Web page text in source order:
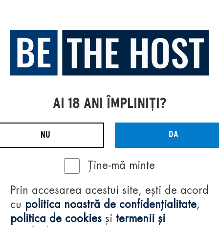
AI 18 ANI ÎMPLINIȚI?
NU DA
Ține-mă minte
Prin accesarea acestui site, ești de acord
cu politica noastră de confidențialitate,
politica de cookies și termenii și